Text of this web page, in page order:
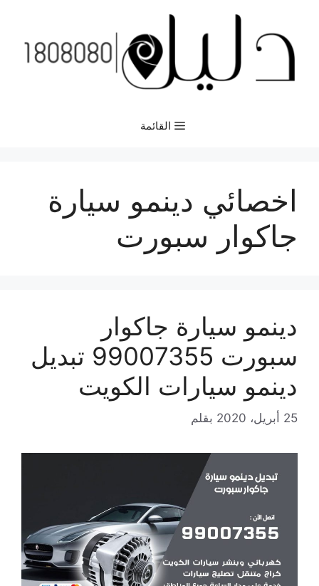
المحتوى
القائمة
اخصائي دينمو سيارة
جاكوار سبورت
دينمو سيارة جاكوار
سبورت 99007355 تبديل
دينمو سيارات الكويت
25 أبريل، 2020 بقلم